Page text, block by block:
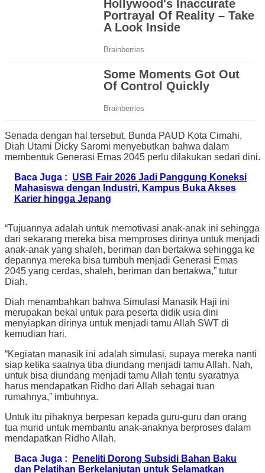
Senada dengan hal tersebut, Bunda PAUD Kota Cimahi,
Diah Utami Dicky Saromi menyebutkan bahwa dalam
membentuk Generasi Emas 2045 perlu dilakukan sedari dini.
Baca Juga : USB Fair 2026 Jadi Panggung Koneksi
Mahasiswa dengan Industri, Kampus Buka Akses
Karier hingga Jepang
“Tujuannya adalah untuk memotivasi anak-anak ini sehingga
dari sekarang mereka bisa memproses dirinya untuk menjadi
anak-anak yang shaleh, beriman dan bertakwa sehingga ke
depannya mereka bisa tumbuh menjadi Generasi Emas
2045 yang cerdas, shaleh, beriman dan bertakwa,” tutur
Diah.
Diah menambahkan bahwa Simulasi Manasik Haji ini
merupakan bekal untuk para peserta didik usia dini
menyiapkan dirinya untuk menjadi tamu Allah SWT di
kemudian hari.
“Kegiatan manasik ini adalah simulasi, supaya mereka nanti
siap ketika saatnya tiba diundang menjadi tamu Allah. Nah,
untuk bisa diundang menjadi tamu Allah tentu syaratnya
harus mendapatkan Ridho dari Allah sebagai tuan
rumahnya,” imbuhnya.
Untuk itu pihaknya berpesan kepada guru-guru dan orang
tua murid untuk membantu anak-anaknya berproses dalam
mendapatkan Ridho Allah,
Baca Juga :
Peneliti Dorong Subsidi Bahan Baku
dan Pelatihan Berkelanjutan untuk Selamatkan